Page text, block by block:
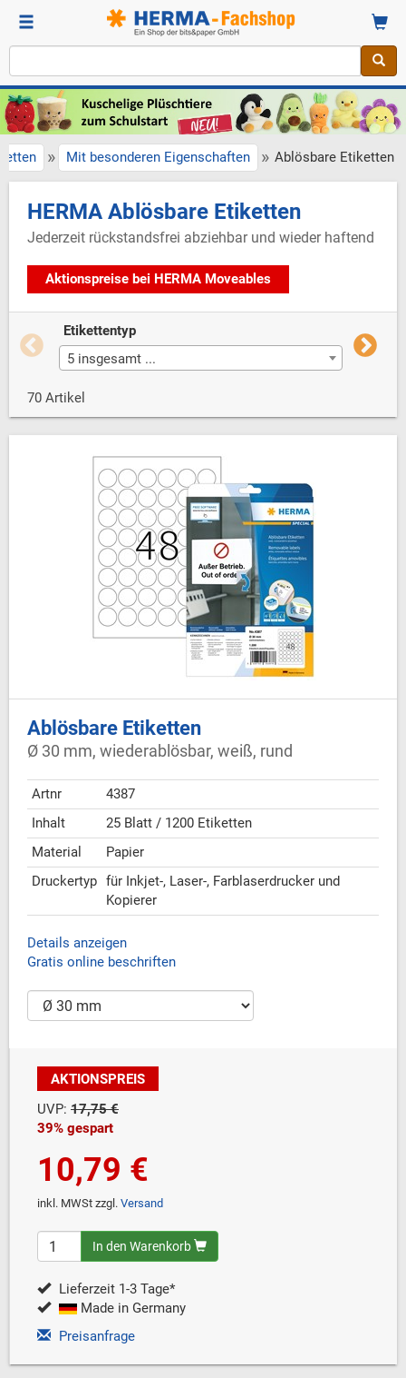
» Mit besonderen Eigenschaften » Ablösbare Etiketten
HERMA Ablösbare Etiketten
Jederzeit rückstandsfrei abziehbar und wieder haftend
Aktionspreise bei HERMA Moveables
Etikettentyp
5 insgesamt ...
52
70 Artikel
Ablösbare Etiketten
Ø 30 mm, wiederablösbar, weiß, rund
Artnr
4387
Inhalt
25 Blatt / 1200 Etiketten
Material
Papier
Druckertyp für Inkjet-, Laser-, Farblaserdrucker und
Kopierer
Details anzeigen
Gratis online beschriften
AKTIONSPREIS
UVP: 17,75 €
39% gespart
10,79 €
inkl. MWSt zzgl. Versand
In den Warenkorb
Lieferzeit 1-3 Tage*
Made in Germany
Preisanfrage